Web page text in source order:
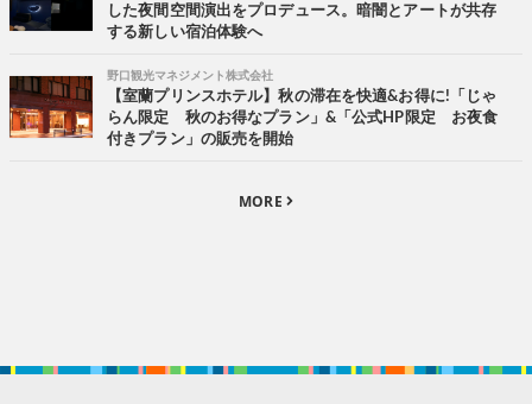
した夜間空間演出をプロデュース。暗闇とアートが共存
する新しい宿泊体験へ
野口観光マネジメント株式会社
【室蘭プリンスホテル】秋の滞在を快適&お得に!「じゃ
らん限定 秋のお得なプラン」&「公式HP限定 お夜食
付きプラン」の販売を開始
MORE